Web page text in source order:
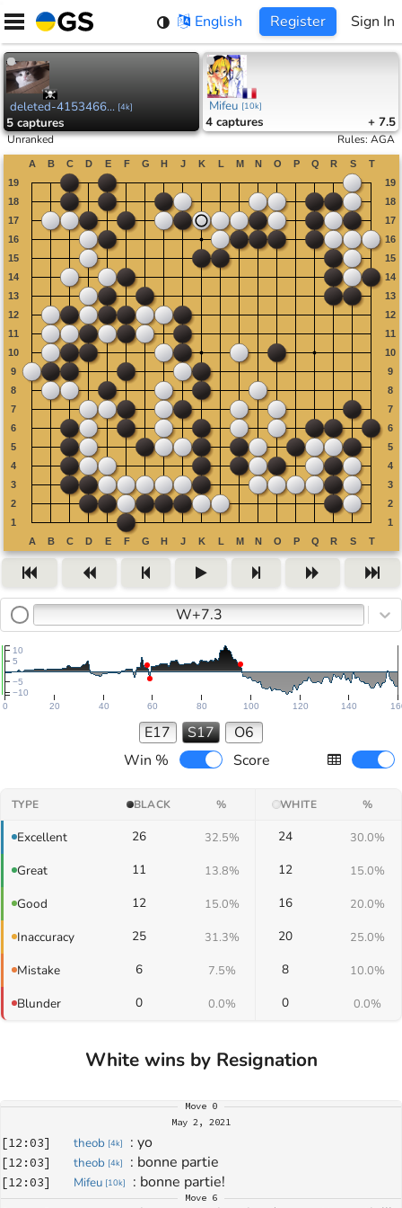
Skip
content
English Register Sign In
deleted-4153466... [4k]
5 captures
Mifeu [10k]
4 captures + 7.5
Unranked Rules:AGA
W+7.3
0 20 40 60 80 100 120 140
−10
−5
5
10
E17 S17
O6
Win %
Score
TYPE BLACK % WHITE %
Excellent 26 32.5% 24 30.0%
Great 11 13.8% 12 15.0%
Good 12 15.0% 16 20.0%
Inaccuracy 25 31.3% 20 25.0%
Mistake 6 7.5% 8 10.0%
Blunder 0 0.0% 0 0.0%
White wins by Resignation
Move 0
May 2, 2021
[12:03] theob [4k] : yo
[12:03] theob [4k] : bonne partie
[12:03] Mifeu [10k] : bonne partie!
Move 6